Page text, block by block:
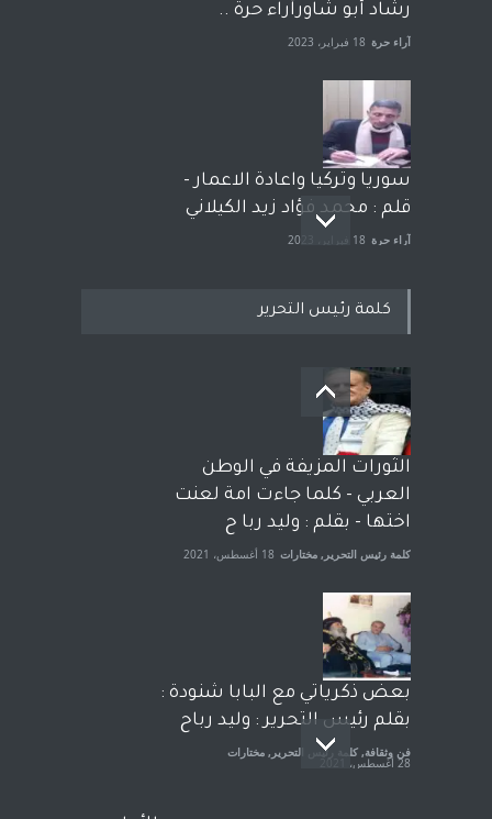
رشاد أبو شاورآراء حرة ..
آراء حرة 18 فبراير، 2023
سوريا وتركيا واعادة الاعمار -
قلم : محمد فؤاد زيد الكيلاني
آراء حرة 18 فبراير، 2023
بعد معارك قضائية طاحنة كتب
وترافع فيها بنفسه مرة اخرى..
الشيخ طارق يوسف يقهر
الحكومة الأمريكية ، فأعطوه
الجنسية عن يد وهم صاغرون،
آراء حرة مختارات 7 أبريل، 2023
كلمة رئيس التحرير
الثورات المزيفة في الوطن
العربي - كلما جاءت امة لعنت
اختها - بقلم : وليد ربا ح
كلمة رئيس التحرير , مختارات 18 أغسطس، 2021
بعض ذكرياتي مع البابا شنودة :
بقلم رئيس التحرير : وليد رباح
فن وثقافة, كلمة رئيس التحرير , مختارات
28 أغسطس، 2021